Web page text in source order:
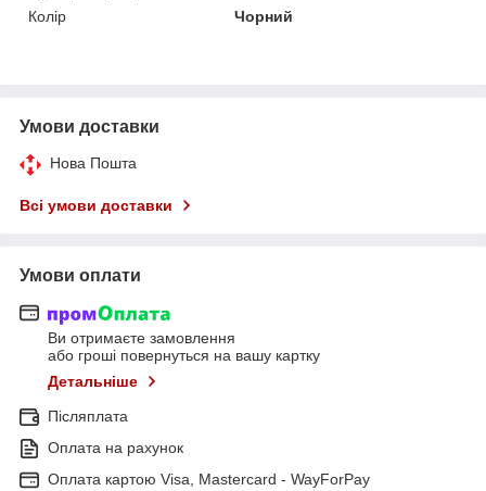
Колір
Чорний
Умови доставки
Нова Пошта
Всі умови доставки
Умови оплати
Ви отримаєте замовлення
або гроші повернуться на вашу картку
Детальніше
Післяплата
Оплата на рахунок
Оплата картою Visa, Mastercard - WayForPay